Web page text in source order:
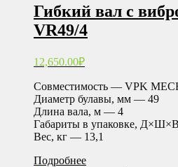
Гибкий вал с
VR49/4
12,650.00₽
Совместимость — VPK
Диаметр булавы, мм — 49
Длина вала, м — 4
Габариты в упаковке,
Вес, кг — 13,1
Подробнее